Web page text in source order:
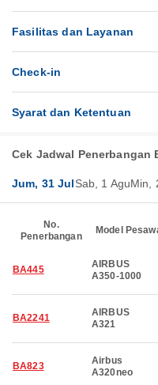
Fasilitas dan Layanan
Check-in
Syarat dan Ketentuan
Cek Jadwal Penerbangan
Jum, 31 JulSab, 1 AguMin,
No.
Penerbangan
Model
BA445
AIRBUS
A350-1000
BA2241
AIRBUS
A321
BA823
Airbus
A320neo